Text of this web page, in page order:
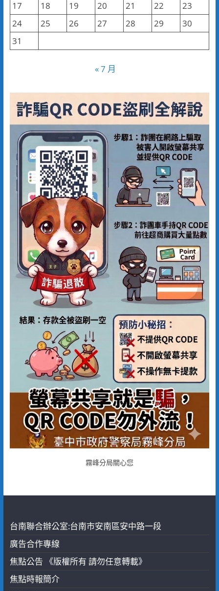
17
18 19 20 21 22
23
24
25 26 27 28 29
30
31
« 7 月
霧峰分局關心您
台南聯合辦公室:台南市安南區安中路一段
廣告合作專線
焦點公告 《版權所有 請勿任意轉載》
焦點時報簡介